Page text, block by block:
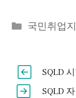
Categories
국민취업
SQLD
SQLD